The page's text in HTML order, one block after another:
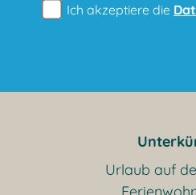
Ich akzeptiere die
Urlaub auf